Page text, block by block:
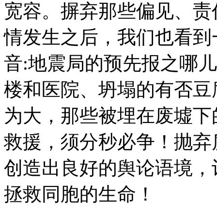
宽容。摒弃那些偏见、
情发生之后，我们也看
音:地震局的预先报之哪
楼和医院、坍塌的有否
为大，那些被埋在废墟
救援，须分秒必争！抛
创造出良好的舆论语境
拯救同胞的生命！